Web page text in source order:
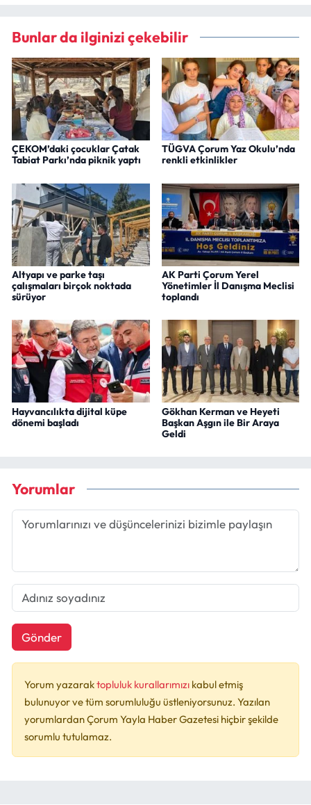
Bunlar da ilginizi çekebilir
ÇEKOM’daki çocuklar Çatak
Tabiat Parkı’nda piknik yaptı
TÜGVA Çorum Yaz Okulu’nda
renkli etkinlikler
Altyapı ve parke taşı
çalışmaları birçok noktada
sürüyor
AK Parti Çorum Yerel
Yönetimler İl Danışma Meclisi
toplandı
Hayvancılıkta dijital küpe
dönemi başladı
Gökhan Kerman ve Heyeti
Başkan Aşgın ile Bir Araya
Geldi
Yorumlar
Gönder
Yorum yazaraktopluluk kurallarımızı kabul etmiş
bulunuyor ve tüm sorumluluğu üstleniyorsunuz. Yazılan
yorumlardan Çorum Yayla Haber Gazetesi hiçbir şekilde
sorumlu tutulamaz.